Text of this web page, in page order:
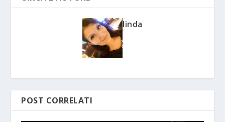
linda
POST CORRELATI